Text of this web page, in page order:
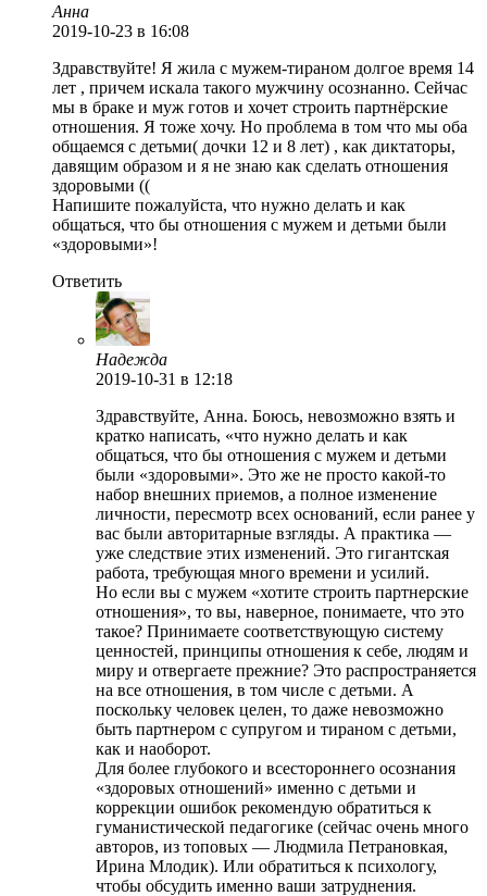
Анна
2019-10-23 в 16:08
Здравствуйте! Я жила с мужем-тираном долгое время 14
лет , причем искала такого мужчину осознанно. Сейчас
мы в браке и муж готов и хочет строить партнёрские
отношения. Я тоже хочу. Но проблема в том что мы оба
общаемся с детьми( дочки 12 и 8 лет) , как диктаторы,
давящим образом и я не знаю как сделать отношения
здоровыми ((
Напишите пожалуйста, что нужно делать и как
общаться, что бы отношения с мужем и детьми были
«здоровыми»!
Ответить
Надежда
2019-10-31 в 12:18
Здравствуйте, Анна. Боюсь, невозможно взять и
кратко написать, «что нужно делать и как
общаться, что бы отношения с мужем и детьми
были «здоровыми». Это же не просто какой-то
набор внешних приемов, а полное изменение
личности, пересмотр всех оснований, если ранее у
вас были авторитарные взгляды. А практика —
уже следствие этих изменений. Это гигантская
работа, требующая много времени и усилий.
Но если вы с мужем «хотите строить партнерские
отношения», то вы, наверное, понимаете, что это
такое? Принимаете соответствующую систему
ценностей, принципы отношения к себе, людям и
миру и отвергаете прежние? Это распространяется
на все отношения, в том числе с детьми. А
поскольку человек целен, то даже невозможно
быть партнером с супругом и тираном с детьми,
как и наоборот.
Для более глубокого и всестороннего осознания
«здоровых отношений» именно с детьми и
коррекции ошибок рекомендую обратиться к
гуманистической педагогике (сейчас очень много
авторов, из топовых — Людмила Петрановкая,
Ирина Млодик). Или обратиться к психологу,
чтобы обсудить именно ваши затруднения.